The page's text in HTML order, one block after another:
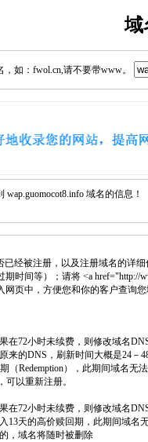
域
如：fwol.cn,请不要带www。
域名的信息！
已经被注册，以及注册域名的详
时间等）；请将 <a href="http://
网页中，方便您和你的客户查询
在72小时未续费，则修改域名
来的DNS，刷新时间大概是24－
（Redemption），此期间域名无
可以重新注册。
在72小时未续费，则修改域名
13天的高价赎回期，此期间域名
，域名将随时被删除